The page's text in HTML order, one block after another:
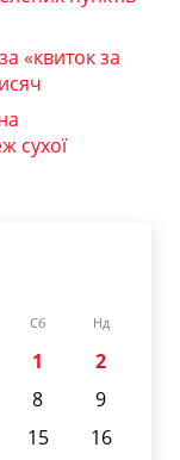
«квиток за
сухої
Сб Нд
1
2
8
9
15
16